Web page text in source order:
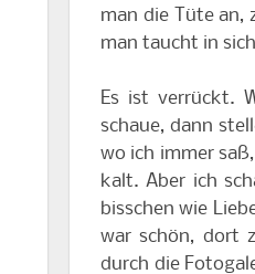
man die Tüte an,
man taucht in
Es ist verrückt.
schaue, dann
wo ich immer
kalt. Aber ich
bisschen wie
war schön, dort
durch die